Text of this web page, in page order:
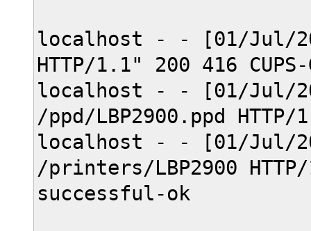
localhost - - [01/Jul/
HTTP/1.1" 200 416
localhost - - [01/Jul/
/ppd/LBP2900.ppd
localhost - - [01/Jul/
/printers/LBP2900
successful-ok